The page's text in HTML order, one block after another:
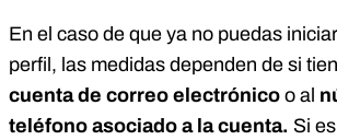
En el caso de que ya no puedas
perfil, las medidas dependen de si
cuenta de correo electrónico o al
teléfono asociado a la cuenta. Si